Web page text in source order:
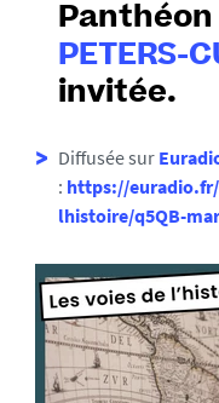
Panthéon
PETERS-
invitée.
Diffusée sur
: https://
lhistoire/q5QB-